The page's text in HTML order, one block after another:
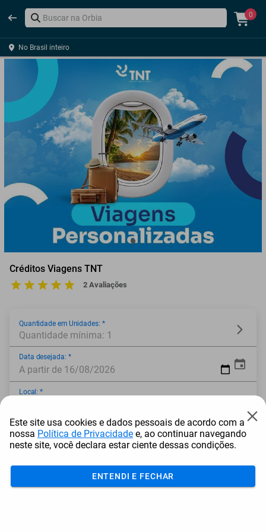
0
No Brasil inteiro
Créditos Viagens TNT
2 Avaliações
Quantidade em Unidades: *
Quantidade mínima: 1
Data desejada: *
A partir de 16/08/2026
Local: *
* Campo obrigatório
Adicionar ao carrinho
Este site usa cookies e dados pessoais de acordo com a
nossa Política de Privacidade e, ao continuar navegando
neste site, você declara estar ciente dessas condições.
ENTENDI E FECHAR